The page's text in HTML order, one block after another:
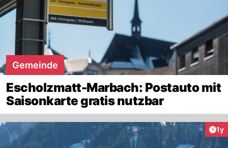
Gemeinde
Escholzmatt-Marbach: Postauto mit
Saisonkarte gratis nutzbar
1y